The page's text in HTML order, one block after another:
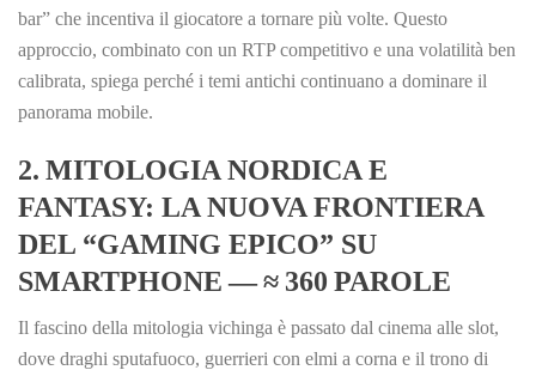
bar” che incentiva il giocatore a tornare più volte. Questo
approccio, combinato con un RTP competitivo e una volatilità ben
calibrata, spiega perché i temi antichi continuano a dominare il
panorama mobile.
2. MITOLOGIA NORDICA E
FANTASY: LA NUOVA FRONTIERA
DEL “GAMING EPICO” SU
SMARTPHONE — ≈ 360 PAROLE
Il fascino della mitologia vichinga è passato dal cinema alle slot,
dove draghi sputafuoco, guerrieri con elmi a corna e il trono di